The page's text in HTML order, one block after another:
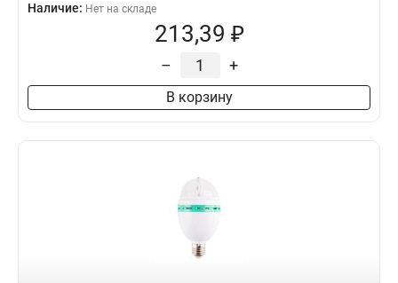
Наличие: Нет на складе
213,39 ₽
– +
В корзину